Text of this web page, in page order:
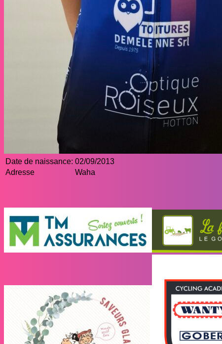
Date de naissance: 02/09/2013
Adresse
Waha